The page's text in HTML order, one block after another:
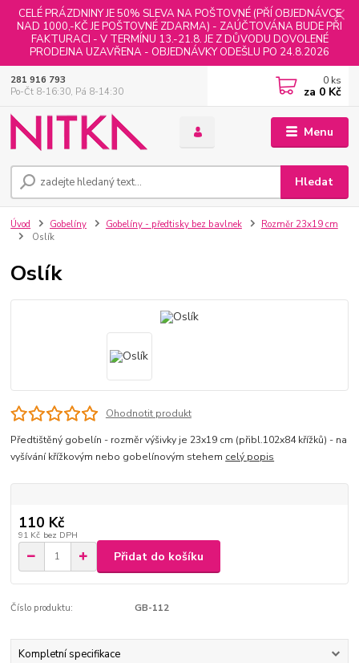
CELÉ PRÁZDNINY JE 50% SLEVA NA POŠTOVNÉ (PŘÍ OBJEDNÁVCE
NAD 1000,-KČ JE POŠTOVNÉ ZDARMA) - ZAÚČTOVÁNA BUDE PŘI
FAKTURACI - V TERMÍNU 13.-21.8. JE Z DŮVODU DOVOLENÉ
PRODEJNA UZAVŘENA - OBJEDNÁVKY ODEŠLU PO 24.8.2026
Menu
Hledat
281 916 793
Po-Čt 8-16:30, Pá 8-14:30
0 ks
za 0 Kč
Úvod Gobelíny Gobelíny - předtisky bez bavlnek
Rozměr 23x19 cm
Oslík
Oslík
Ohodnotit produkt
Předtištěný gobelín - rozměr výšivky je 23x19 cm (přibl.102x84 křížků) - na
vyšívání křížkovým nebo gobelínovým stehem celý popis
110 Kč
91 Kč bez DPH
Přidat do košíku
Číslo produktu: GB-112
Kompletní specifikace